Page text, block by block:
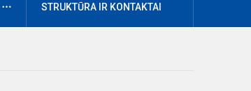
DAUGIAUSTRUKTŪRA IR KONTAKTAI